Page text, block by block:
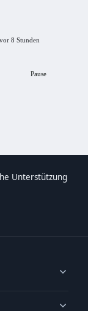
8 Stunden
Pause
Unterstützung